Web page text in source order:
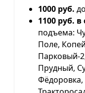
1000 руб.
1100 руб.
подъема:
Поле,
Парковый-
Прудный,